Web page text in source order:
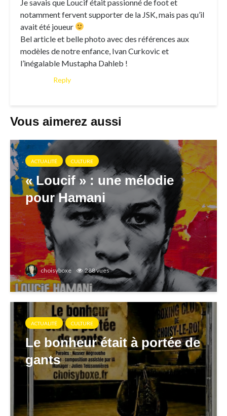
Je savais que Loucif était passionné de foot et
notamment fervent supporter de la JSK, mais pas qu’il
avait été joueur
Bel article et belle photo avec des références aux
modèles de notre enfance, Ivan Curkovic et
l’inégalable Mustapha Dahleb !
Reply
Vous aimerez aussi
ACTUALITÉ CULTURE
« Loucif » : une mélodie
pour Hamani
choisyboxe 288 vues
ACTUALITÉ CULTURE
Le bonheur était à portée de
gants